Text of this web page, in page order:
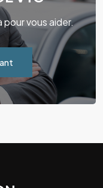
pour vous aider.